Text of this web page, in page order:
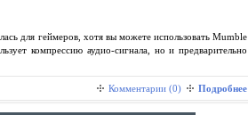
для геймеров, хотя вы можете использовать Mumble
компрессию аудио-сигнала, но и предварительно
Комментарии (0) Подробнее